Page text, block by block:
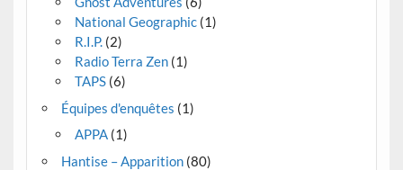
National Geographic(1)
R.I.P.(2)
Radio Terra Zen(1)
TAPS(6)
Équipes d'enquêtes (1)
APPA(1)
Hantise – Apparition(80)